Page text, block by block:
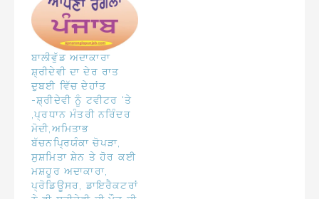
ਬਾਲੀਵੁੱਡ ਅਦਾਕਾਰਾ
ਸ਼੍ਰੀਦੇਵੀ ਦਾ ਦੇਰ ਰਾਤ
ਦੁਬਈ ਵਿੱਚ ਦੇਹਾਂਤ
-ਸ਼੍ਰੀਦੇਵੀ ਨੂੰ ਟਵੀਟਰ ‘ਤੇ
,ਪ੍ਰਧਾਨ ਮੰਤਰੀ ਨਰਿੰਦਰ
ਮੋਦੀ,ਅਮਿਤਾਭ
ਬੱਚਨਪ੍ਰਿਯੰਕਾ ਚੋਪੜਾ,
ਸੁਸ਼ਮਿਤਾ ਸ਼ੇਨ ਤੇ ਹੋਰ ਕਈ
ਮਸ਼ਹੂਰ ਅਦਾਕਾਰਾ,
ਪ੍ਰੋਡਿਊਸਰ, ਡਾਇਰੈਕਟਰਾਂ